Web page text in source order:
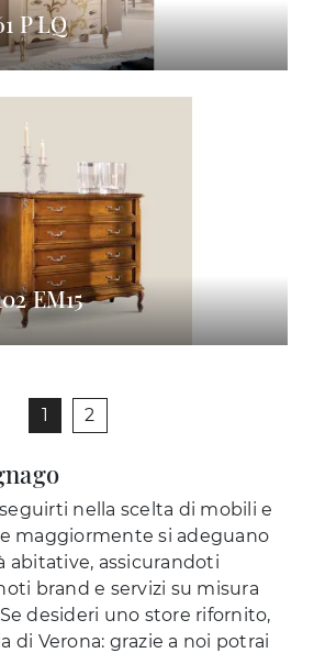
P LQ
EM15
1 2
nella scelta di mobili e
maggiormente si adeguano
abitative, assicurandoti
brand e servizi su misura
desideri uno store rifornito,
di Verona: grazie a noi potrai